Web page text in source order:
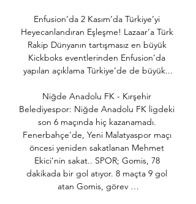
Enfusion’da 2 Kasım’da Türkiye’yi
Heyecanlandıran Eşleşme! Lazaar’a Türk
Rakip Dünyanın tartışmasız en büyük
Kickboks eventlerinden Enfusion’da
yapılan açıklama Türkiye’de de büyük...
Niğde Anadolu FK - Kırşehir
Belediyespor: Niğde Anadolu FK ligdeki
son 6 maçında hiç kazanamadı.
Fenerbahçe'de, Yeni Malatyaspor maçı
öncesi yeniden sakatlanan Mehmet
Ekici'nin sakat.. SPOR; Gomis, 78
dakikada bir gol atıyor. 8 maçta 9 gol
atan Gomis, görev …